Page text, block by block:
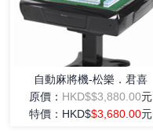
自動麻將機-松樂．君喜
原價： HKD$$3,880.00元
特價：HKD$$3,680.00元